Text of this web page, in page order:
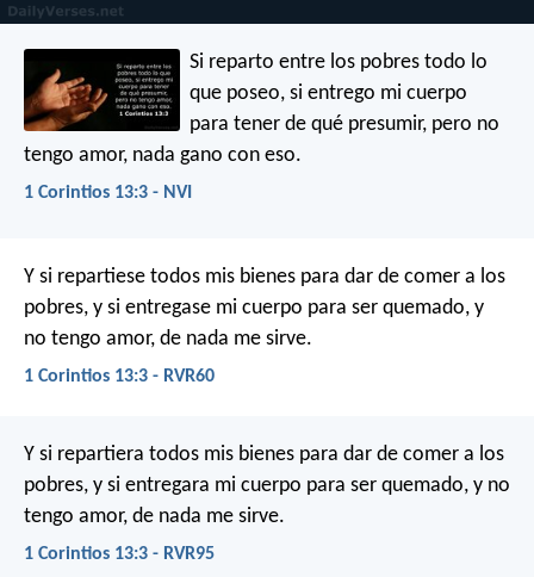
Si reparto entre los pobres todo lo
que poseo, si entrego mi cuerpo
para tener de qué presumir, pero no
tengo amor, nada gano con eso.
1 Corintios 13:3 - NVI
Y si repartiese todos mis bienes para dar de comer a los
pobres, y si entregase mi cuerpo para ser quemado, y
no tengo amor, de nada me sirve.
1 Corintios 13:3 - RVR60
Y si repartiera todos mis bienes para dar de comer a los
pobres, y si entregara mi cuerpo para ser quemado, y no
tengo amor, de nada me sirve.
1 Corintios 13:3 - RVR95